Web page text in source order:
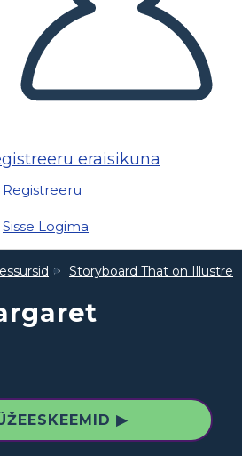
eraisikuna
Registreeru
Sisse Logima
Storyboard That on
▶